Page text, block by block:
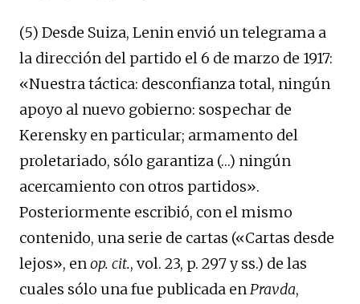
(5) Desde Suiza, Lenin envió un telegrama a
la dirección del partido el 6 de marzo de 1917:
«Nuestra táctica: desconfianza total, ningún
apoyo al nuevo gobierno: sospechar de
Kerensky en particular; armamento del
proletariado, sólo garantiza (…) ningún
acercamiento con otros partidos».
Posteriormente escribió, con el mismo
contenido, una serie de cartas («Cartas desde
lejos», en op. cit., vol. 23, p. 297 y ss.) de las
cuales sólo una fue publicada en Pravda,